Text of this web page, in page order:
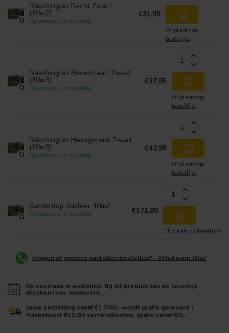
Dakshingles Recht Zwart
(30m2)
Op voorraad in webshop
€31,95
Of plaats op
bestellijst
Dakshingles Beverstaart Zwart
(30m3)
Op voorraad in webshop
€37,95
Of plaats op
bestellijst
Dakshingles Hexagonaal Zwart
(30m3)
Op voorraad in webshop
€42,95
Of plaats op
bestellijst
Gardentop dakleer 40m2
Op voorraad in webshop €171,80
Of plaats op bestellijst
Vragen of grotere aantallen bestellen? - Whatsapp Ons!
Op voorraad in webshop. Bij dit product kan de levertijd
afwijken i.v.m. maatwerk.
Jouw bestelling vanaf €1.700,- wordt gratis geleverd |
Pakketpost €12,95 verzendkosten, gratis vanaf 50,-